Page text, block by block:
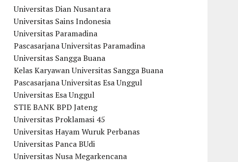
Universitas Dian Nusantara
Universitas Sains Indonesia
Universitas Paramadina
Pascasarjana Universitas Paramadina
Universitas Sangga Buana
Kelas Karyawan Universitas Sangga Buana
Pascasarjana Universitas Esa Unggul
Universitas Esa Unggul
STIE BANK BPD Jateng
Universitas Proklamasi 45
Universitas Hayam Wuruk Perbanas
Universitas Panca BUdi
Universitas Nusa Megarkencana